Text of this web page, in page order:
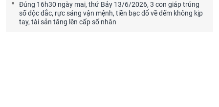
Đúng 16h30 ngày mai, thứ Bảy 13/6/2026, 3 con giáp trúng
số độc đắc, rực sáng vận mệnh, tiền bạc đổ về đếm không kịp
tay, tài sản tăng lên cấp số nhân